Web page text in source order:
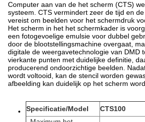
Computer aan van de het scherm (CTS)
systeem. CTS vermindert zeer de tijd en
vereist om beelden voor het schermdruk
Het scherm in het het schermkader is
een fotogevoelige emulsie voor dubbel
door de blootstellingsmachine overgaat,
digitale de weergavetechnologie van DMD
vierkante punten met duidelijke definitie,
producerend ondoorzichtige beelden.
wordt voltooid, kan de stencil worden
afbeelding kan duidelijk op het scherm
Specificatie/Model
CTS100